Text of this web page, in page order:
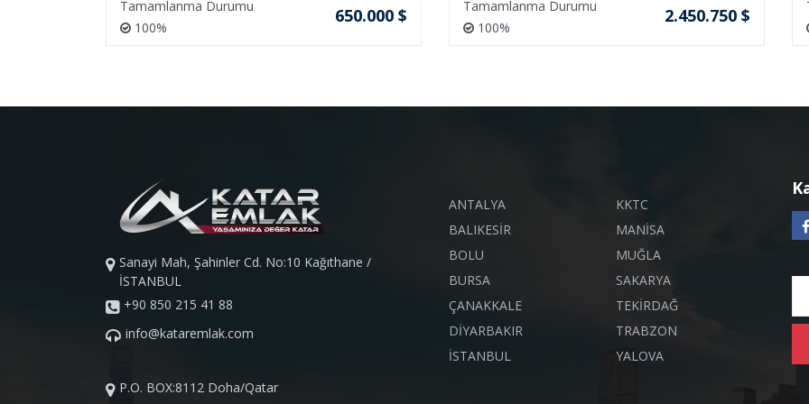
Tamamlanma Durumu
100%
650.000 $
Tamamlanma Durumu
100%
2.450.750 $
Sanayi Mah, Şahinler Cd. No:10 Kağıthane /
İSTANBUL
+90 850 215 41 88
info@kataremlak.com
P.O. BOX:8112 Doha/Qatar
ANTALYA
BALIKESİR
BOLU
BURSA
ÇANAKKALE
DİYARBAKIR
İSTANBUL
KKTC
MANİSA
MUĞLA
SAKARYA
TEKİRDAĞ
TRABZON
YALOVA